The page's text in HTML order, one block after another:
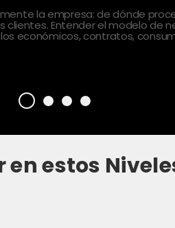
la empresa: de dónde
Entender el modelo de
económicos, contratos,
estos